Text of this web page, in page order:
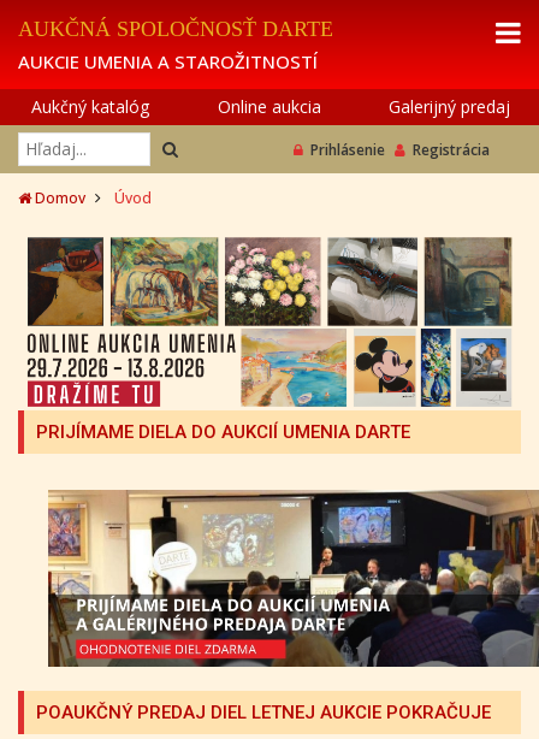
AUKČNÁ SPOLOČNOSŤ DARTE
AUKCIE UMENIA A STAROŽITNOSTÍ
Aukčný katalóg Online aukcia Galerijný predaj
Prihlásenie Registrácia
Domov Úvod
PRIJÍMAME DIELA DO AUKCIÍ UMENIA DARTE
POAUKČNÝ PREDAJ DIEL LETNEJ AUKCIE POKRAČUJE